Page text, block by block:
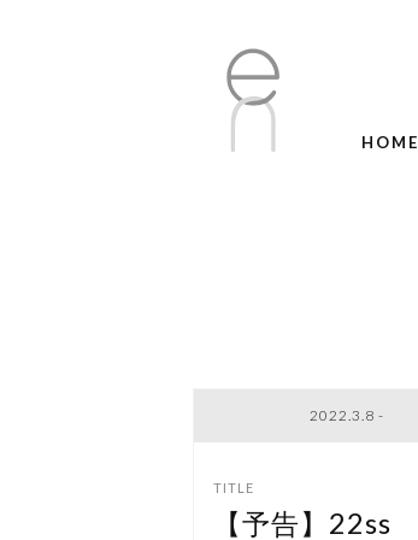
HOME
2022.3.8 -
【予告】22ss